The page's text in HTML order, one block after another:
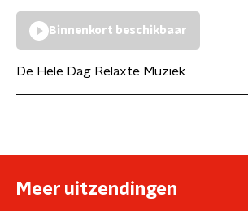
Binnenkort beschikbaar
De Hele Dag Relaxte Muziek
Meer uitzendingen